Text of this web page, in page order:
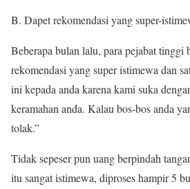
B. Dapet rekomendasi yang super-
Beberapa bulan lalu, para pejabat tinggi
rekomendasi yang super istimewa dan
ini kepada anda karena kami suka
keramahan anda. Kalau bos-bos anda
tolak.”
Tidak sepeser pun uang berpindah
itu sangat istimewa, diproses hampir 5